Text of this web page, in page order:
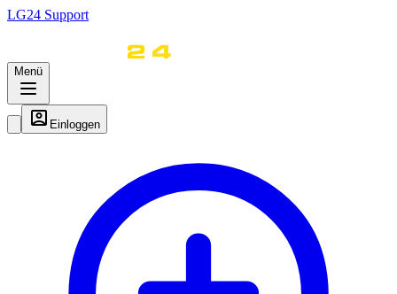
LG24 Support
Menü
Einloggen